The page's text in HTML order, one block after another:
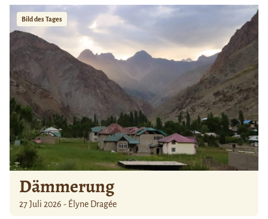
Bild des Tages
Dämmerung
27 Juli 2026 - Élyne Dragée